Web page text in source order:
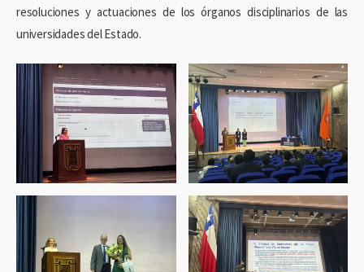
resoluciones y actuaciones de los órganos disciplinarios de las
universidades del Estado.